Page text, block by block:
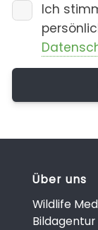
Ich
Über uns
Wildlife